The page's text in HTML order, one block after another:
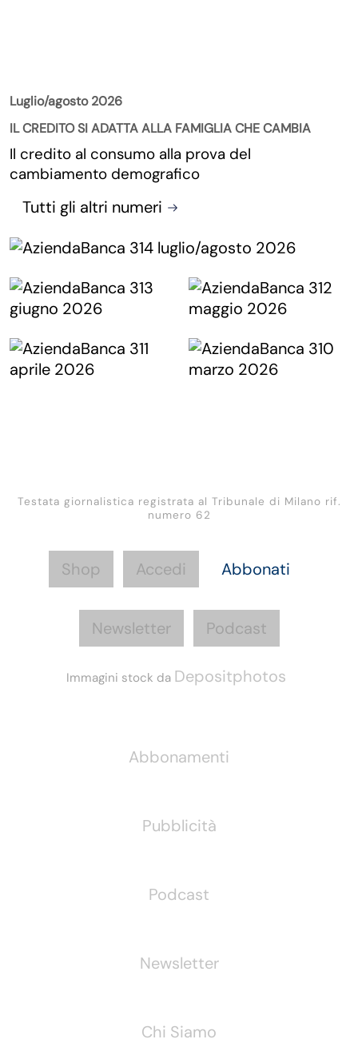
Luglio/agosto 2026
IL CREDITO SI ADATTA ALLA FAMIGLIA CHE CAMBIA
Il credito al consumo alla prova del
cambiamento demografico
Tutti gli altri numeri
Testata giornalistica registrata al Tribunale di Milano rif.
numero 62
Shop Accedi Abbonati
Newsletter Podcast
Immagini stock da Depositphotos
Abbonamenti
Pubblicità
Podcast
Newsletter
Chi Siamo